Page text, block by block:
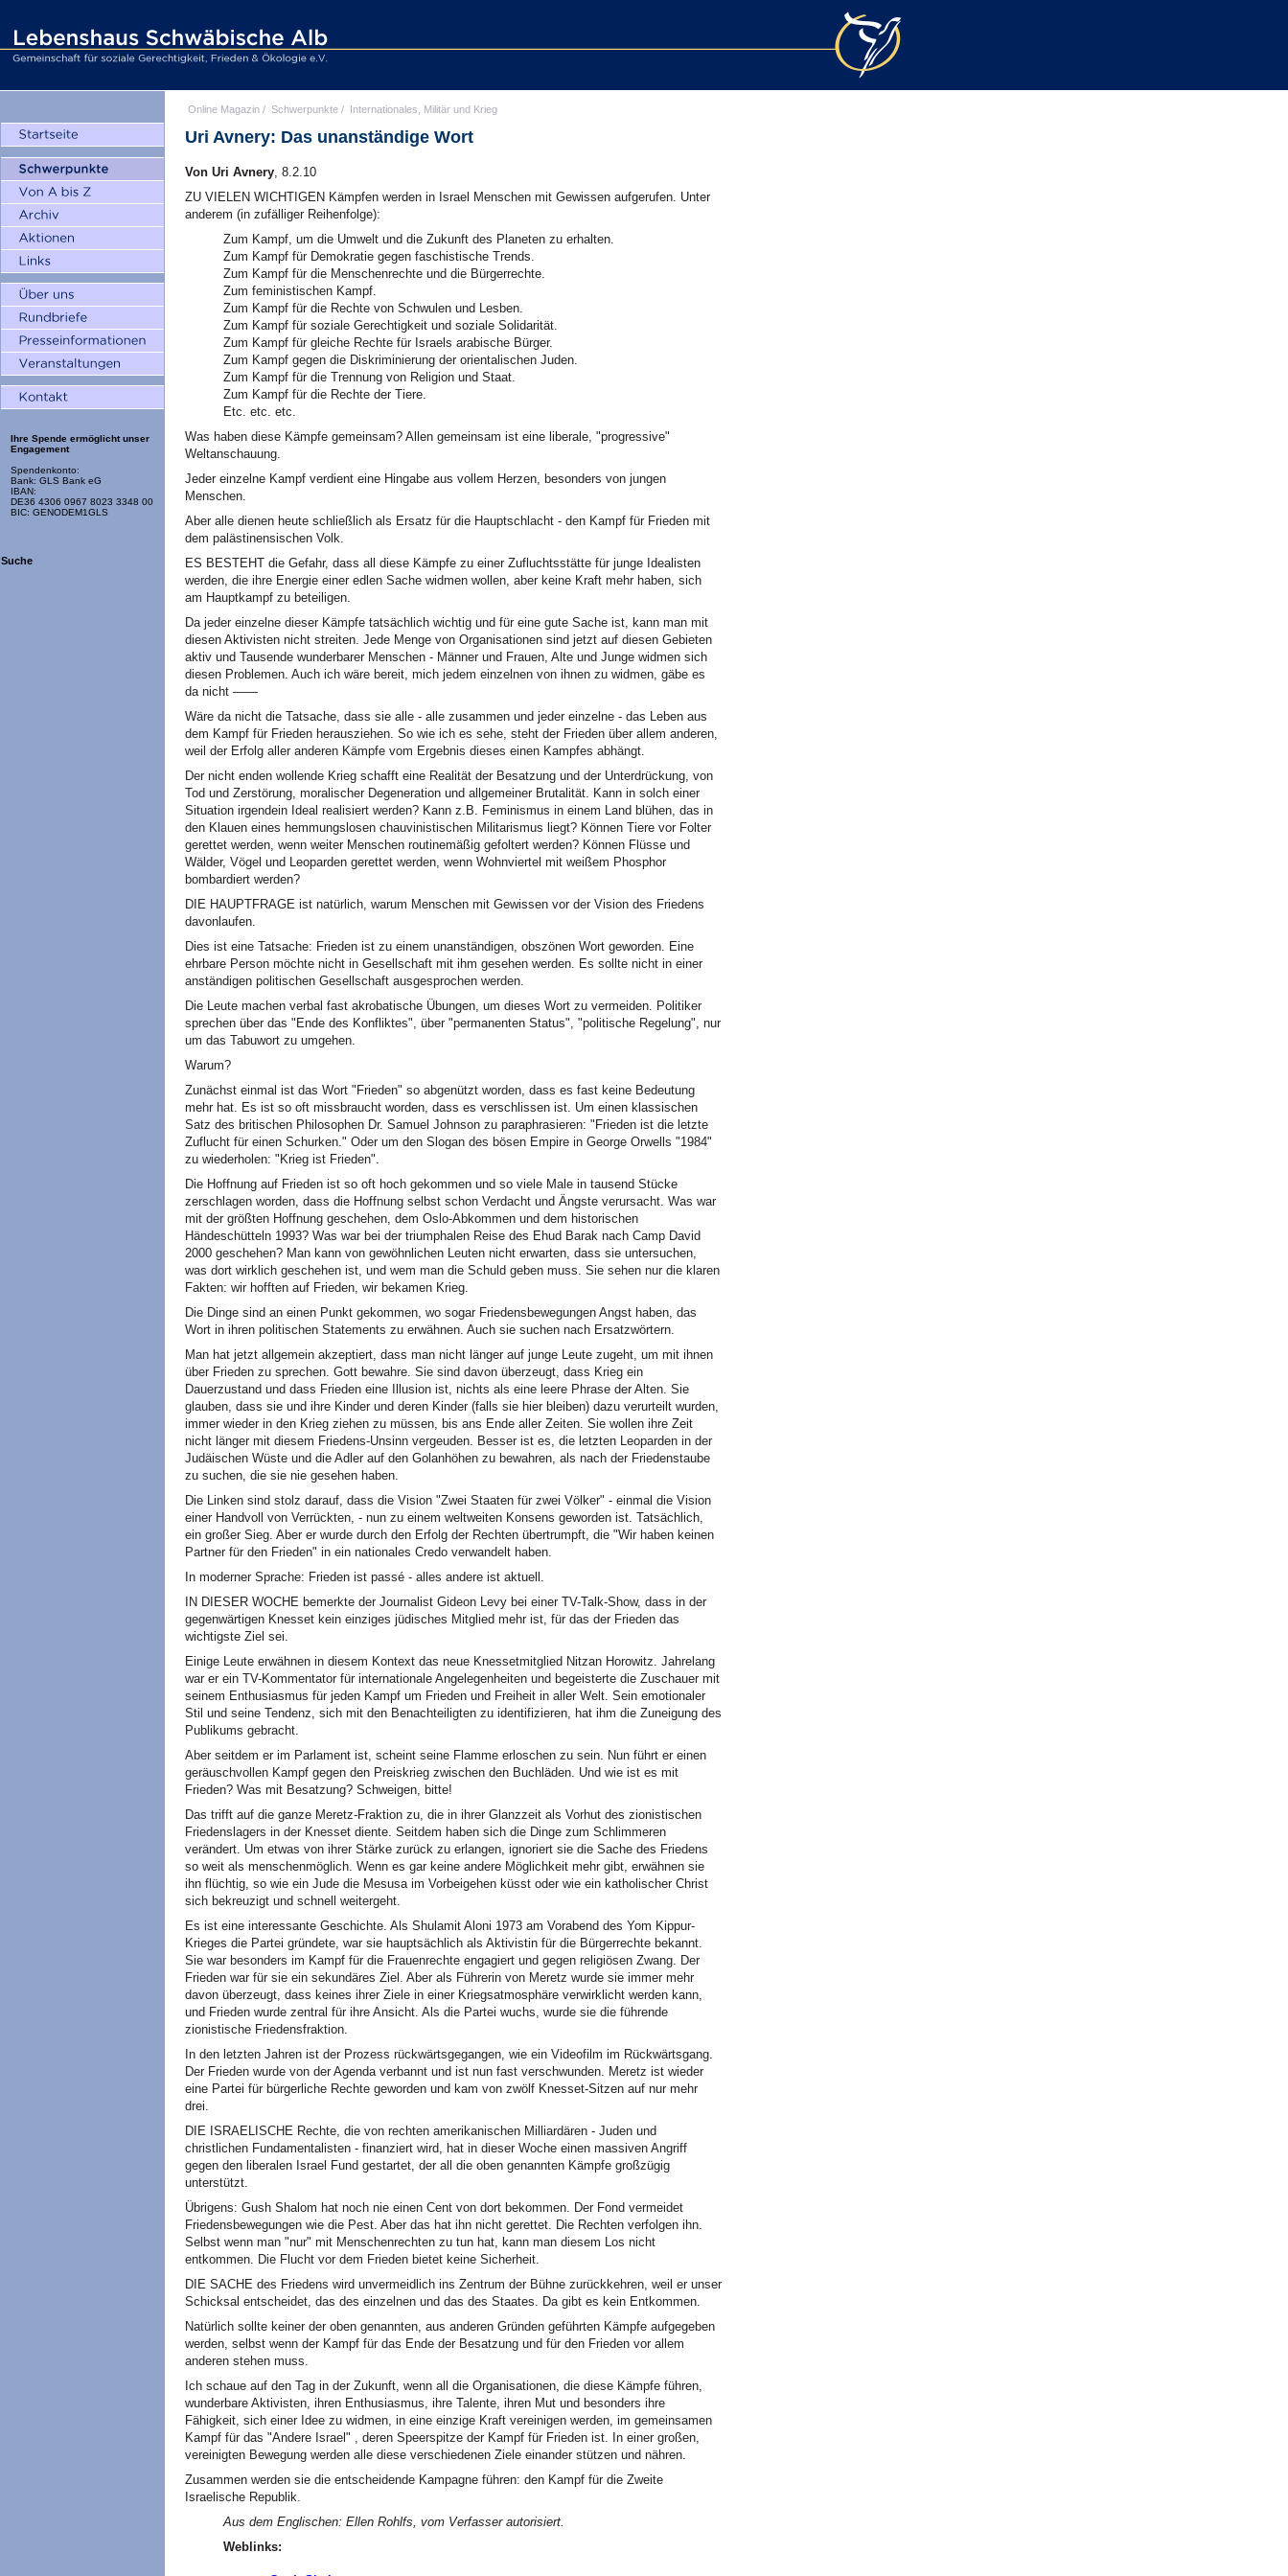
Ihre Spende ermöglicht unser
Engagement
Spendenkonto:
Bank: GLS Bank eG
IBAN:
DE36 4306 0967 8023 3348 00
BIC: GENODEM1GLS
Suche
Online Magazin / Schwerpunkte / Internationales, Militär und Krieg
Uri Avnery: Das unanständige Wort
Von Uri Avnery, 8.2.10
ZU VIELEN WICHTIGEN Kämpfen werden in Israel Menschen mit Gewissen aufgerufen. Unter
anderem (in zufälliger Reihenfolge):
Zum Kampf, um die Umwelt und die Zukunft des Planeten zu erhalten.
Zum Kampf für Demokratie gegen faschistische Trends.
Zum Kampf für die Menschenrechte und die Bürgerrechte.
Zum feministischen Kampf.
Zum Kampf für die Rechte von Schwulen und Lesben.
Zum Kampf für soziale Gerechtigkeit und soziale Solidarität.
Zum Kampf für gleiche Rechte für Israels arabische Bürger.
Zum Kampf gegen die Diskriminierung der orientalischen Juden.
Zum Kampf für die Trennung von Religion und Staat.
Zum Kampf für die Rechte der Tiere.
Etc. etc. etc.
Was haben diese Kämpfe gemeinsam? Allen gemeinsam ist eine liberale, "progressive"
Weltanschauung.
Jeder einzelne Kampf verdient eine Hingabe aus vollem Herzen, besonders von jungen
Menschen.
Aber alle dienen heute schließlich als Ersatz für die Hauptschlacht - den Kampf für Frieden mit
dem palästinensischen Volk.
ES BESTEHT die Gefahr, dass all diese Kämpfe zu einer Zufluchtsstätte für junge Idealisten
werden, die ihre Energie einer edlen Sache widmen wollen, aber keine Kraft mehr haben, sich
am Hauptkampf zu beteiligen.
Da jeder einzelne dieser Kämpfe tatsächlich wichtig und für eine gute Sache ist, kann man mit
diesen Aktivisten nicht streiten. Jede Menge von Organisationen sind jetzt auf diesen Gebieten
aktiv und Tausende wunderbarer Menschen - Männer und Frauen, Alte und Junge widmen sich
diesen Problemen. Auch ich wäre bereit, mich jedem einzelnen von ihnen zu widmen, gäbe es
da nicht ——
Wäre da nicht die Tatsache, dass sie alle - alle zusammen und jeder einzelne - das Leben aus
dem Kampf für Frieden herausziehen. So wie ich es sehe, steht der Frieden über allem anderen,
weil der Erfolg aller anderen Kämpfe vom Ergebnis dieses einen Kampfes abhängt.
Der nicht enden wollende Krieg schafft eine Realität der Besatzung und der Unterdrückung, von
Tod und Zerstörung, moralischer Degeneration und allgemeiner Brutalität. Kann in solch einer
Situation irgendein Ideal realisiert werden? Kann z.B. Feminismus in einem Land blühen, das in
den Klauen eines hemmungslosen chauvinistischen Militarismus liegt? Können Tiere vor Folter
gerettet werden, wenn weiter Menschen routinemäßig gefoltert werden? Können Flüsse und
Wälder, Vögel und Leoparden gerettet werden, wenn Wohnviertel mit weißem Phosphor
bombardiert werden?
DIE HAUPTFRAGE ist natürlich, warum Menschen mit Gewissen vor der Vision des Friedens
davonlaufen.
Dies ist eine Tatsache: Frieden ist zu einem unanständigen, obszönen Wort geworden. Eine
ehrbare Person möchte nicht in Gesellschaft mit ihm gesehen werden. Es sollte nicht in einer
anständigen politischen Gesellschaft ausgesprochen werden.
Die Leute machen verbal fast akrobatische Übungen, um dieses Wort zu vermeiden. Politiker
sprechen über das "Ende des Konfliktes", über "permanenten Status", "politische Regelung", nur
um das Tabuwort zu umgehen.
Warum?
Zunächst einmal ist das Wort "Frieden" so abgenützt worden, dass es fast keine Bedeutung
mehr hat. Es ist so oft missbraucht worden, dass es verschlissen ist. Um einen klassischen
Satz des britischen Philosophen Dr. Samuel Johnson zu paraphrasieren: "Frieden ist die letzte
Zuflucht für einen Schurken." Oder um den Slogan des bösen Empire in George Orwells "1984"
zu wiederholen: "Krieg ist Frieden".
Die Hoffnung auf Frieden ist so oft hoch gekommen und so viele Male in tausend Stücke
zerschlagen worden, dass die Hoffnung selbst schon Verdacht und Ängste verursacht. Was war
mit der größten Hoffnung geschehen, dem Oslo-Abkommen und dem historischen
Händeschütteln 1993? Was war bei der triumphalen Reise des Ehud Barak nach Camp David
2000 geschehen? Man kann von gewöhnlichen Leuten nicht erwarten, dass sie untersuchen,
was dort wirklich geschehen ist, und wem man die Schuld geben muss. Sie sehen nur die klaren
Fakten: wir hofften auf Frieden, wir bekamen Krieg.
Die Dinge sind an einen Punkt gekommen, wo sogar Friedensbewegungen Angst haben, das
Wort in ihren politischen Statements zu erwähnen. Auch sie suchen nach Ersatzwörtern.
Man hat jetzt allgemein akzeptiert, dass man nicht länger auf junge Leute zugeht, um mit ihnen
über Frieden zu sprechen. Gott bewahre. Sie sind davon überzeugt, dass Krieg ein
Dauerzustand und dass Frieden eine Illusion ist, nichts als eine leere Phrase der Alten. Sie
glauben, dass sie und ihre Kinder und deren Kinder (falls sie hier bleiben) dazu verurteilt wurden,
immer wieder in den Krieg ziehen zu müssen, bis ans Ende aller Zeiten. Sie wollen ihre Zeit
nicht länger mit diesem Friedens-Unsinn vergeuden. Besser ist es, die letzten Leoparden in der
Judäischen Wüste und die Adler auf den Golanhöhen zu bewahren, als nach der Friedenstaube
zu suchen, die sie nie gesehen haben.
Die Linken sind stolz darauf, dass die Vision "Zwei Staaten für zwei Völker" - einmal die Vision
einer Handvoll von Verrückten, - nun zu einem weltweiten Konsens geworden ist. Tatsächlich,
ein großer Sieg. Aber er wurde durch den Erfolg der Rechten übertrumpft, die "Wir haben keinen
Partner für den Frieden" in ein nationales Credo verwandelt haben.
In moderner Sprache: Frieden ist passé - alles andere ist aktuell.
IN DIESER WOCHE bemerkte der Journalist Gideon Levy bei einer TV-Talk-Show, dass in der
gegenwärtigen Knesset kein einziges jüdisches Mitglied mehr ist, für das der Frieden das
wichtigste Ziel sei.
Einige Leute erwähnen in diesem Kontext das neue Knessetmitglied Nitzan Horowitz. Jahrelang
war er ein TV-Kommentator für internationale Angelegenheiten und begeisterte die Zuschauer mit
seinem Enthusiasmus für jeden Kampf um Frieden und Freiheit in aller Welt. Sein emotionaler
Stil und seine Tendenz, sich mit den Benachteiligten zu identifizieren, hat ihm die Zuneigung des
Publikums gebracht.
Aber seitdem er im Parlament ist, scheint seine Flamme erloschen zu sein. Nun führt er einen
geräuschvollen Kampf gegen den Preiskrieg zwischen den Buchläden. Und wie ist es mit
Frieden? Was mit Besatzung? Schweigen, bitte!
Das trifft auf die ganze Meretz-Fraktion zu, die in ihrer Glanzzeit als Vorhut des zionistischen
Friedenslagers in der Knesset diente. Seitdem haben sich die Dinge zum Schlimmeren
verändert. Um etwas von ihrer Stärke zurück zu erlangen, ignoriert sie die Sache des Friedens
so weit als menschenmöglich. Wenn es gar keine andere Möglichkeit mehr gibt, erwähnen sie
ihn flüchtig, so wie ein Jude die Mesusa im Vorbeigehen küsst oder wie ein katholischer Christ
sich bekreuzigt und schnell weitergeht.
Es ist eine interessante Geschichte. Als Shulamit Aloni 1973 am Vorabend des Yom Kippur-
Krieges die Partei gründete, war sie hauptsächlich als Aktivistin für die Bürgerrechte bekannt.
Sie war besonders im Kampf für die Frauenrechte engagiert und gegen religiösen Zwang. Der
Frieden war für sie ein sekundäres Ziel. Aber als Führerin von Meretz wurde sie immer mehr
davon überzeugt, dass keines ihrer Ziele in einer Kriegsatmosphäre verwirklicht werden kann,
und Frieden wurde zentral für ihre Ansicht. Als die Partei wuchs, wurde sie die führende
zionistische Friedensfraktion.
In den letzten Jahren ist der Prozess rückwärtsgegangen, wie ein Videofilm im Rückwärtsgang.
Der Frieden wurde von der Agenda verbannt und ist nun fast verschwunden. Meretz ist wieder
eine Partei für bürgerliche Rechte geworden und kam von zwölf Knesset-Sitzen auf nur mehr
drei.
DIE ISRAELISCHE Rechte, die von rechten amerikanischen Milliardären - Juden und
christlichen Fundamentalisten - finanziert wird, hat in dieser Woche einen massiven Angriff
gegen den liberalen Israel Fund gestartet, der all die oben genannten Kämpfe großzügig
unterstützt.
Übrigens: Gush Shalom hat noch nie einen Cent von dort bekommen. Der Fond vermeidet
Friedensbewegungen wie die Pest. Aber das hat ihn nicht gerettet. Die Rechten verfolgen ihn.
Selbst wenn man "nur" mit Menschenrechten zu tun hat, kann man diesem Los nicht
entkommen. Die Flucht vor dem Frieden bietet keine Sicherheit.
DIE SACHE des Friedens wird unvermeidlich ins Zentrum der Bühne zurückkehren, weil er unser
Schicksal entscheidet, das des einzelnen und das des Staates. Da gibt es kein Entkommen.
Natürlich sollte keiner der oben genannten, aus anderen Gründen geführten Kämpfe aufgegeben
werden, selbst wenn der Kampf für das Ende der Besatzung und für den Frieden vor allem
anderen stehen muss.
Ich schaue auf den Tag in der Zukunft, wenn all die Organisationen, die diese Kämpfe führen,
wunderbare Aktivisten, ihren Enthusiasmus, ihre Talente, ihren Mut und besonders ihre
Fähigkeit, sich einer Idee zu widmen, in eine einzige Kraft vereinigen werden, im gemeinsamen
Kampf für das "Andere Israel" , deren Speerspitze der Kampf für Frieden ist. In einer großen,
vereinigten Bewegung werden alle diese verschiedenen Ziele einander stützen und nähren.
Zusammen werden sie die entscheidende Kampagne führen: den Kampf für die Zweite
Israelische Republik.
Aus dem Englischen: Ellen Rohlfs, vom Verfasser autorisiert.
Weblinks: